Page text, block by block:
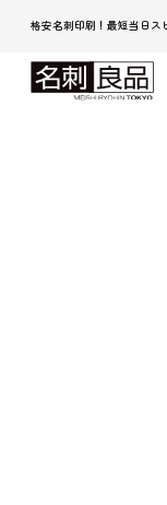
格安名刺印刷！最短当日ス